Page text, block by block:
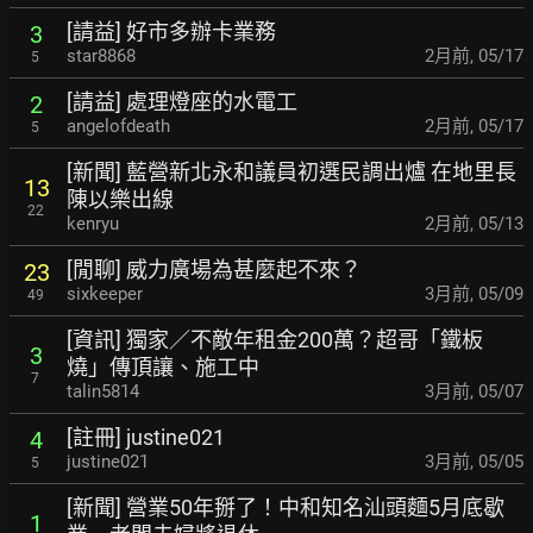
3
5
[請益] 好市多辦卡業務
star8868 2月前, 05/17
2
5
[請益] 處理燈座的水電工
angelofdeath 2月前, 05/17
13
22
[新聞] 藍營新北永和議員初選民調出爐 在地里長
陳以樂出線
kenryu 2月前, 05/13
23
49
[閒聊] 威力廣場為甚麼起不來？
sixkeeper 3月前, 05/09
3
7
[資訊] 獨家／不敵年租金200萬？超哥「鐵板
燒」傳頂讓、施工中
talin5814 3月前, 05/07
4
5
[註冊] justine021
justine021 3月前, 05/05
1
[新聞] 營業50年掰了！中和知名汕頭麵5月底歇